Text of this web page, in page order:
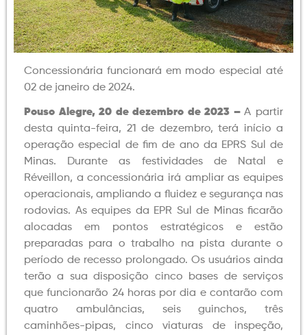
Concessionária funcionará em modo especial até
02 de janeiro de 2024.
Pouso Alegre, 20 de dezembro de 2023 –A partir
desta quinta-feira, 21 de dezembro, terá início a
operação especial de fim de ano da EPRS Sul de
Minas. Durante as festividades de Natal e
Réveillon, a concessionária irá ampliar as equipes
operacionais, ampliando a fluidez e segurança nas
rodovias. As equipes da EPR Sul de Minas ficarão
alocadas em pontos estratégicos e estão
preparadas para o trabalho na pista durante o
período de recesso prolongado. Os usuários ainda
terão a sua disposição cinco bases de serviços
que funcionarão 24 horas por dia e contarão com
quatro ambulâncias, seis guinchos, três
caminhões-pipas, cinco viaturas de inspeção,